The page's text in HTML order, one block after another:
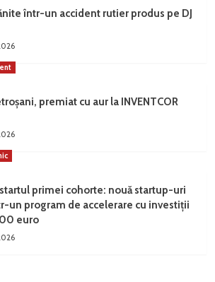
într-un accident rutier produs pe DJ
premiat cu aur la INVENTCOR
primei cohorte: nouă startup-uri
un program de accelerare cu investiții
euro